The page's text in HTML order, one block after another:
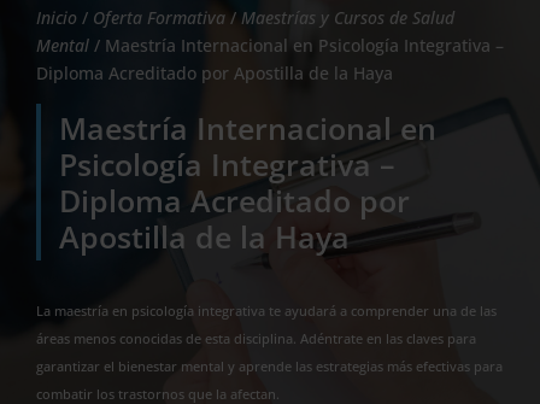
Inicio / Oferta Formativa / Maestrías y Cursos de Salud
Mental / Maestría Internacional en Psicología Integrativa –
Diploma Acreditado por Apostilla de la Haya
Maestría Internacional en
Psicología Integrativa –
Diploma Acreditado por
Apostilla de la Haya
La maestría en psicología integrativa te ayudará a comprender una de las
áreas menos conocidas de esta disciplina. Adéntrate en las claves para
garantizar el bienestar mental y aprende las estrategias más efectivas para
combatir los trastornos que la afectan.